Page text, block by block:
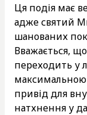
Ця подія має
адже святий
шанованих
Вважається,
переходить у
привід для
натхнення у